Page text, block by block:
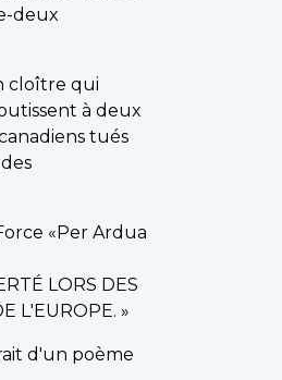
deux
cloître qui
à deux
tués
«Per Ardua
LORS DES
L'EUROPE. »
d'un poème